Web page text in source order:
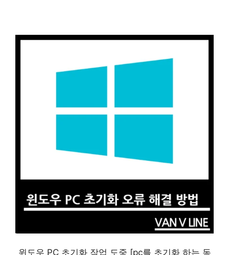
윈도우 PC 초기화 작업 도중 [pc를 초기화 하는 동